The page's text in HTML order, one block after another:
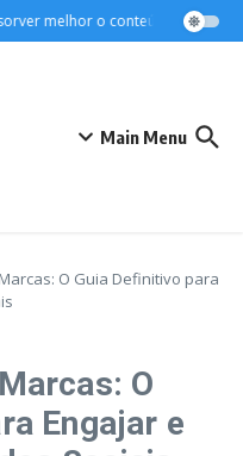
melhor o conteúdo Como
Main Menu
O Guia Definitivo para
O
Engajar e